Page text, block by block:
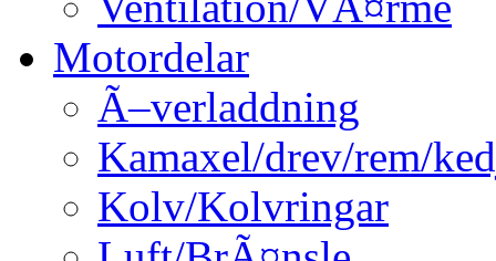
Motordelar
Ã–verladdning
Kamaxel/drev/rem/
Kolv/Kolvringar